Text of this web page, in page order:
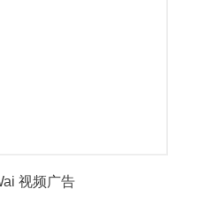
视频广告